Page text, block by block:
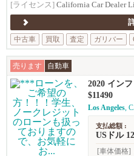
[ライセンス] California Car Dealer
中古車
買取 査定 ガリバー
売ります 自動車
2020 イン
y 4D
--> $11490
$11490
Los Angeles,
支払総額 :
USドル
[車体価格]